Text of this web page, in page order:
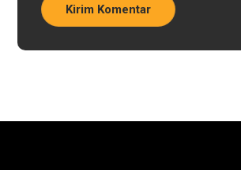
Kirim Komentar